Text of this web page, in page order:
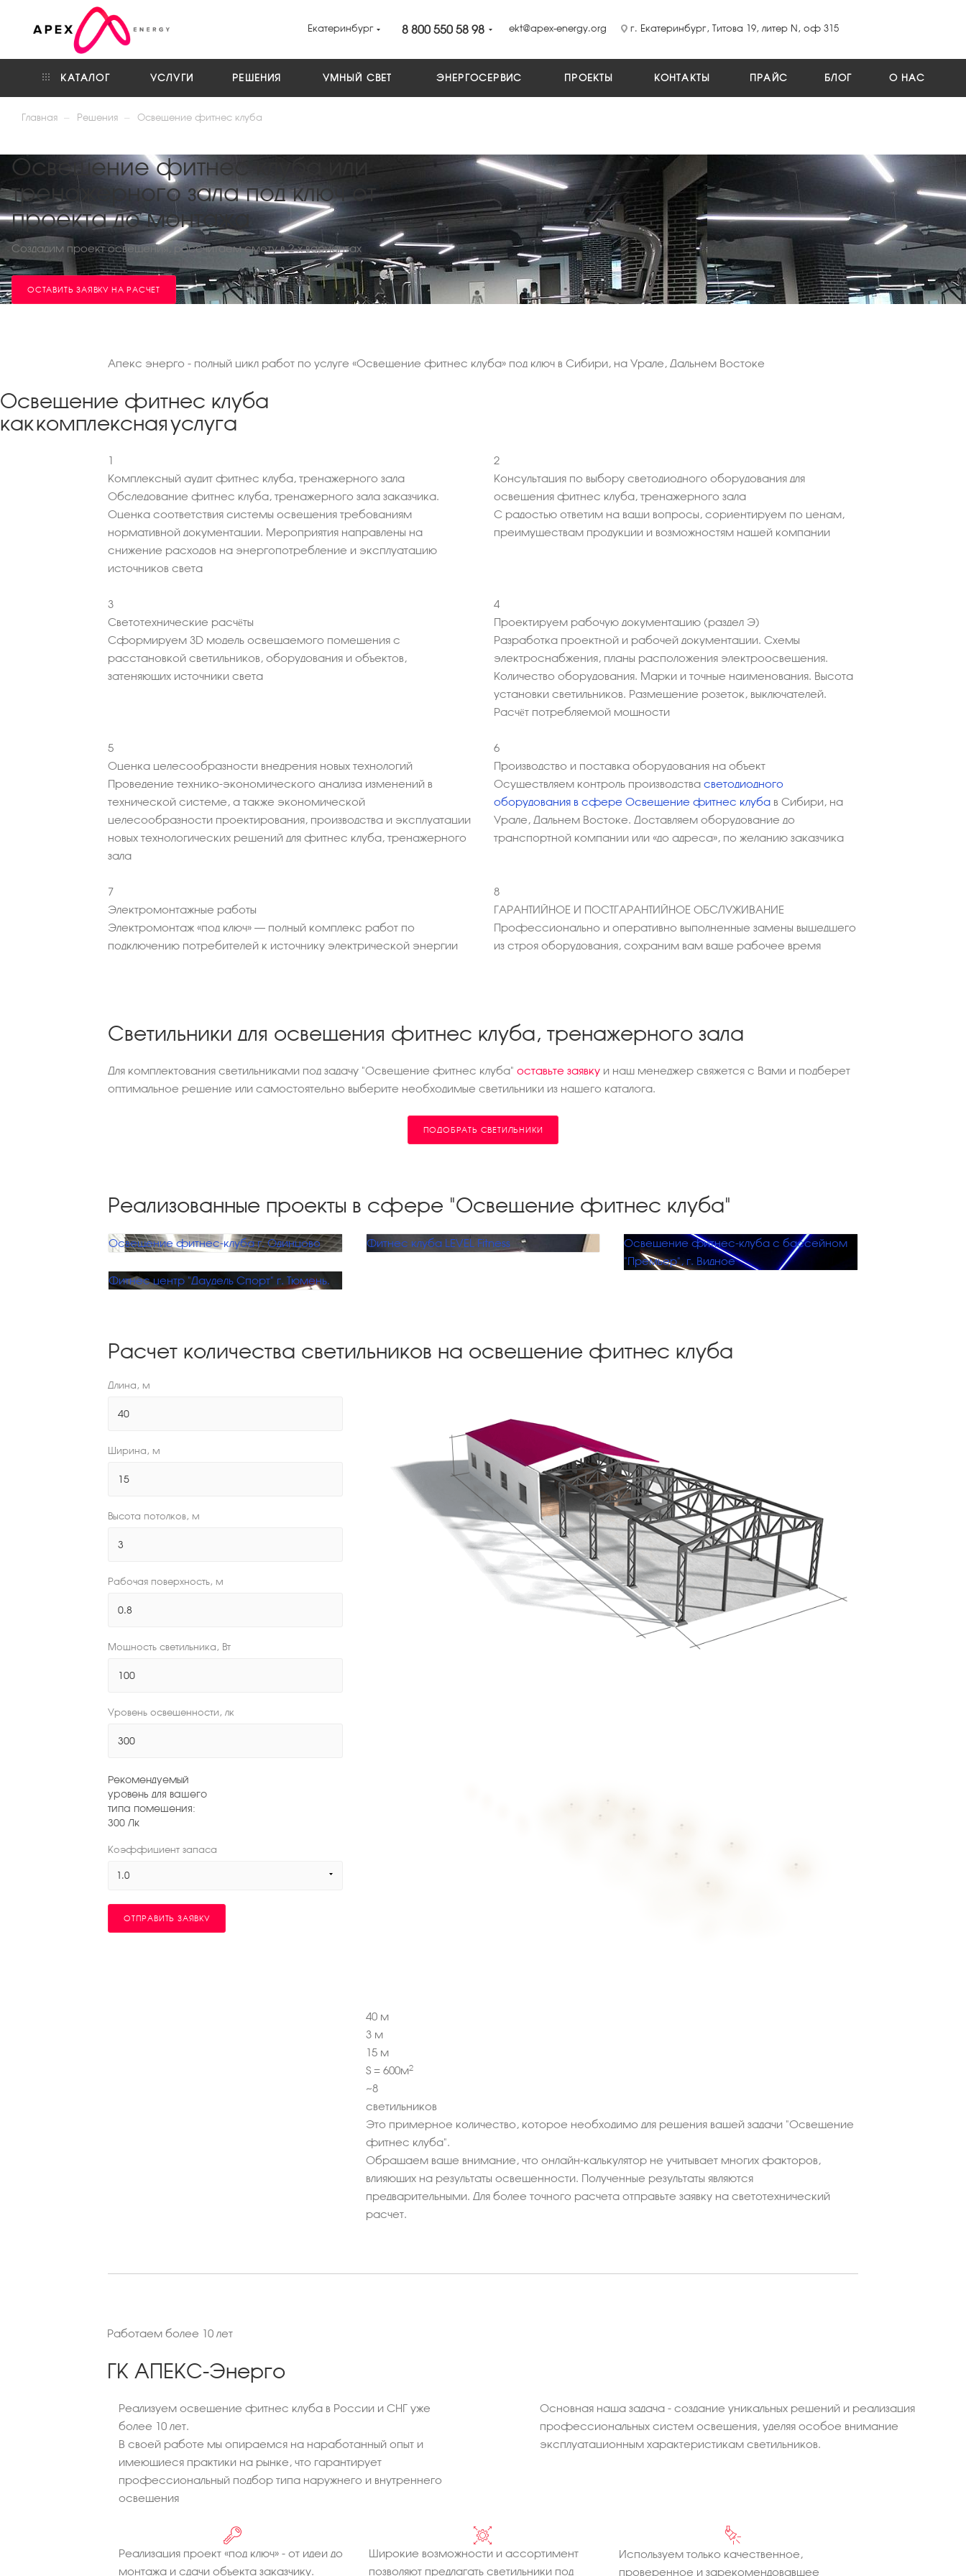
Екатеринбург 8 800 550 58 98 ekt@apex-energy.org г. Екатеринбург, Титова 19, литер N, оф 315
КАТАЛОГ УСЛУГИ РЕШЕНИЯ УМНЫЙ СВЕТ ЭНЕРГОСЕРВИС ПРОЕКТЫ КОНТАКТЫ ПРАЙС БЛОГ О НАС
Главная — Решения — Освещение фитнес клуба
Освещение фитнес клуба или
тренажерного зала под ключ от
проекта до монтажа
Создадим проект освещения, рассчитаем смету в 2-х вариантах
ОСТАВИТЬ ЗАЯВКУ НА РАСЧЕТ
Апекс энерго - полный цикл работ по услуге «Освещение фитнес клуба» под ключ в Сибири, на Урале, Дальнем Востоке
Освещение фитнес клуба
как комплексная услуга
1
Комплексный аудит фитнес клуба, тренажерного зала
Обследование фитнес клуба, тренажерного зала заказчика.
Оценка соответствия системы освещения требованиям
нормативной документации. Мероприятия направлены на
снижение расходов на энергопотребление и эксплуатацию
источников света
2
Консультация по выбору светодиодного оборудования для
освещения фитнес клуба, тренажерного зала
С радостью ответим на ваши вопросы, сориентируем по ценам,
преимуществам продукции и возможностям нашей компании
3
Светотехнические расчёты
Сформируем 3D модель освещаемого помещения с
расстановкой светильников, оборудования и объектов,
затеняющих источники света
4
Проектируем рабочую документацию (раздел Э)
Разработка проектной и рабочей документации. Схемы
электроснабжения, планы расположения электроосвещения.
Количество оборудования. Марки и точные наименования. Высота
установки светильников. Размещение розеток, выключателей.
Расчёт потребляемой мощности
5
Оценка целесообразности внедрения новых технологий
Проведение технико-экономического анализа изменений в
технической системе, а также экономической
целесообразности проектирования, производства и эксплуатации
новых технологических решений для фитнес клуба, тренажерного
зала
6
Производство и поставка оборудования на объект
Осуществляем контроль производства светодиодного
оборудования в сфере Освещение фитнес клуба в Сибири, на
Урале, Дальнем Востоке. Доставляем оборудование до
транспортной компании или «до адреса», по желанию заказчика
7
Электромонтажные работы
Электромонтаж «под ключ» – полный комплекс работ по
подключению потребителей к источнику электрической энергии
8
ГАРАНТИЙНОЕ И ПОСТГАРАНТИЙНОЕ ОБСЛУЖИВАНИЕ
Профессионально и оперативно выполненные замены вышедшего
из строя оборудования, сохраним вам ваше рабочее время
Светильники для освещения фитнес клуба, тренажерного зала
Для комплектования светильниками под задачу "Освещение фитнес клуба" оставьте заявку и наш менеджер свяжется с Вами и подберет
оптимальное решение или самостоятельно выберите необходимые светильники из нашего каталога.
ПОДОБРАТЬ СВЕТИЛЬНИКИ
Реализованные проекты в сфере "Освещение фитнес клуба"
Освещение фитнес-клуба г. Одинцово Фитнес клуба LEVEL Fitness
Освещение фитнес-клуба с бассейном
"Премьер", г. Видное
Фитнес центр "Даудель Спорт" г. Тюмень.
Расчет количества светильников на освещение фитнес клуба
Длина, м
Ширина, м
Высота потолков, м
Рабочая поверхность, м
Мощность светильника, Вт
Уровень освещенности, лк
Рекомендуемый
уровень для вашего
типа помещения:
300 Лк
Коэффициент запаса
1.0
ОТПРАВИТЬ ЗАЯВКУ
40м
3м
15м
S = 600м2
~8
светильников
Это примерное количество, которое необходимо для решения вашей задачи "Освещение
фитнес клуба".
Обращаем ваше внимание, что онлайн-калькулятор не учитывает многих факторов,
влияющих на результаты освещенности. Полученные результаты являются
предварительными. Для более точного расчета отправьте заявку на светотехнический
расчет.
Работаем более 10 лет
ГК АПЕКС-Энерго
Реализуем освещение фитнес клуба в России и СНГ уже
более 10 лет.
В своей работе мы опираемся на наработанный опыт и
имеющиеся практики на рынке, что гарантирует
профессиональный подбор типа наружнего и внутреннего
освещения
Основная наша задача - создание уникальных решений и реализация
профессиональных систем освещения, уделяя особое внимание
эксплуатационным характеристикам светильников.
Реализация проект «под ключ» - от идеи до
монтажа и сдачи объекта заказчику.
Широкие возможности и ассортимент
позволяют предлагать светильники под
Используем только качественное,
проверенное и зарекомендовавшее